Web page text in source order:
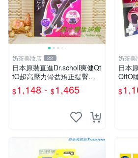
奶茶美妝店 22
日本原裝直進Dr.scholl爽健Qt
tO超高壓力骨盆矯正提臀連
褲美腿襪『奶茶美妝店』
$1,148 - $1,465
奶茶美
日本
QttO
定
$